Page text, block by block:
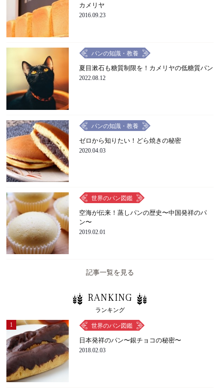
カメリヤ
2016.09.23
パンの知識・教養
夏目漱石も糖質制限を！カメリヤの低糖質パン
2022.08.12
パンの知識・教養
ゼロから知りたい！どら焼きの秘密
2020.04.03
世界のパン図鑑
空海が伝来！蒸しパンの歴史〜中国発祥のパ
ン〜
2019.02.01
記事一覧を見る
RANKING
ランキング
1 世界のパン図鑑
日本発祥のパン〜銀チョコの秘密〜
2018.02.03